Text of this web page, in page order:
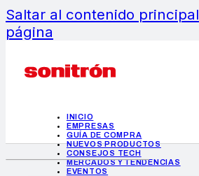
Saltar al contenido principal
página
INICIO
EMPRESAS
GUÍA DE COMPRA
NUEVOS PRODUCTOS
CONSEJOS TECH
MERCADOS Y TENDENCIAS
EVENTOS